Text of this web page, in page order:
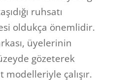
ruhsatı
oldukça önemlidir.
üyelerinin
gözeterek
çalışır.